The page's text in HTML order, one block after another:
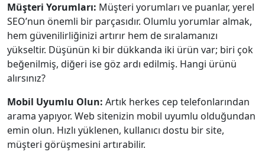
Müşteri Yorumları: Müşteri yorumları ve puanlar, yerel
SEO’nun önemli bir parçasıdır. Olumlu yorumlar almak,
hem güvenilirliğinizi artırır hem de sıralamanızı
yükseltir. Düşünün ki bir dükkanda iki ürün var; biri çok
beğenilmiş, diğeri ise göz ardı edilmiş. Hangi ürünü
alırsınız?
Mobil Uyumlu Olun: Artık herkes cep telefonlarından
arama yapıyor. Web sitenizin mobil uyumlu olduğundan
emin olun. Hızlı yüklenen, kullanıcı dostu bir site,
müşteri görüşmesini artırabilir.